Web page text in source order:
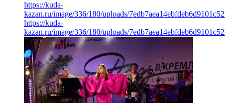
https://kuda-
kazan.ru/image/336/180/uploads/
https://kuda-
kazan.ru/image/336/180/uploads/